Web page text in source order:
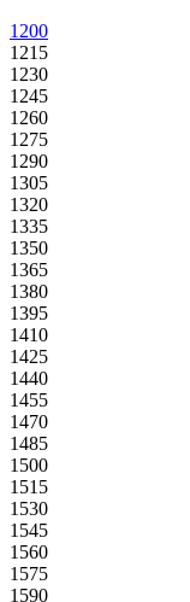
1200
1215
1230
1245
1260
1275
1290
1305
1320
1335
1350
1365
1380
1395
1410
1425
1440
1455
1470
1485
1500
1515
1530
1545
1560
1575
1590